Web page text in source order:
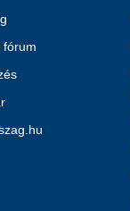
fórum